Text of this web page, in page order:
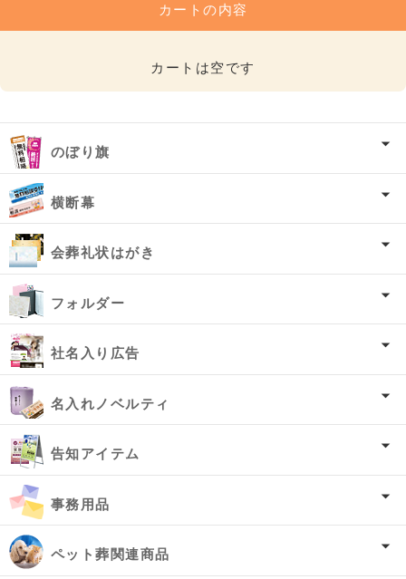
カートの内容
カートは空です
のぼり旗
横断幕
会葬礼状はがき
フォルダー
社名入り広告
名入れノベルティ
告知アイテム
事務用品
ペット葬関連商品